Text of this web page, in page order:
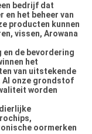
bedrijf dat
en het beheer van
producten kunnen
vissen, Arowana
en de bevordering
het
van uitstekende
Al onze grondstof
worden
oormerken